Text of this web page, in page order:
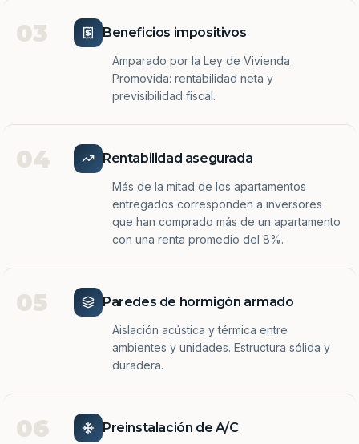
03 Beneficios impositivos
Amparado por la Ley de Vivienda
Promovida: rentabilidad neta y
previsibilidad fiscal.
04 Rentabilidad asegurada
Más de la mitad de los apartamentos
entregados corresponden a inversores
que han comprado más de un apartamento
con una renta promedio del 8%.
05 Paredes de hormigón armado
Aislación acústica y térmica entre
ambientes y unidades. Estructura sólida y
duradera.
06 Preinstalación de A/C